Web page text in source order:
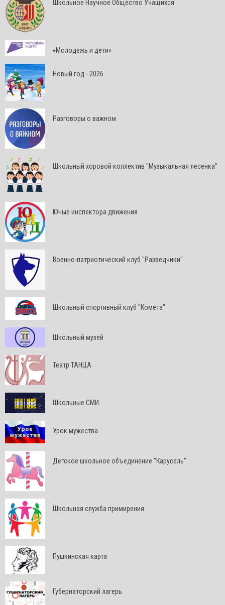
Школьное Научное Общество Учащихся
«Молодежь и дети»
Новый год - 2026
Разговоры о важном
Школьный хоровой коллектив "Музыкальная лесенка"
Юные инспектора движения
Военно-патриотический клуб "Разведчики"
Школьный спортивный клуб "Комета"
Школьный музей
Театр ТАНЦА
Школьные СМИ
Урок мужества
Детское школьное объединение "Карусель"
Школьная служба примирения
Пушкинская карта
Губернаторский лагерь